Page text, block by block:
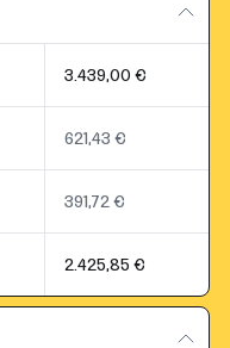
3.439,00 €
621,43 €
391,72 €
2.425,85 €